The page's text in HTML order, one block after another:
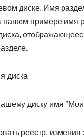
диске. Имя
нашем примере имя
.
диску имя ″Мои
реестр,